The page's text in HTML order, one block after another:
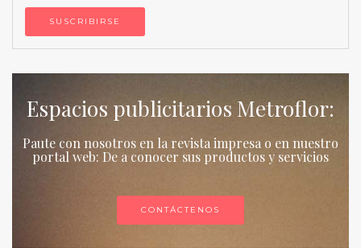
Espacios publicitarios Metroflor:
Paute con nosotros en la revista impresa o en nuestro
portal web: De a conocer sus productos y servicios
CONTÁCTENOS